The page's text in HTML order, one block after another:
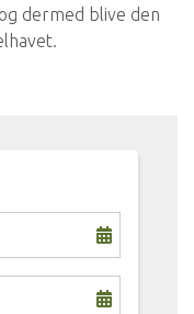
dermed blive den